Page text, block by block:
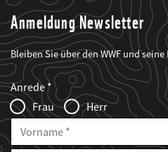
Anmeldung Newsletter
Bleiben Sie über den WWF und
Web2Case
Infofelder
Fieldset
anrede_name
Anrede
Frau
Herr
Vorname